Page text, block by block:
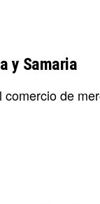
y Samaria
de